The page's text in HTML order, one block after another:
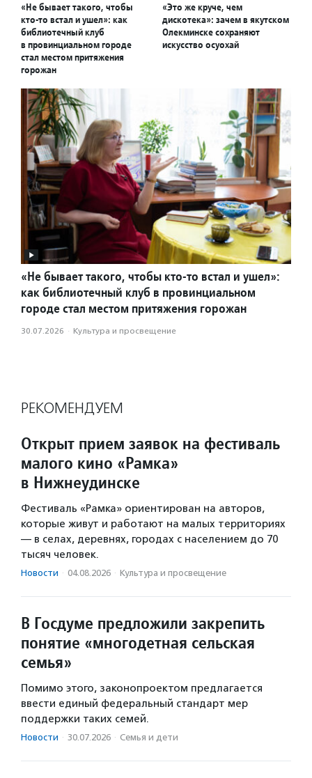
«Не бывает такого, чтобы
кто-то встал и ушел»: как
библиотечный клуб
в провинциальном городе
стал местом притяжения
горожан
«Это же круче, чем
дискотека»: зачем в якутском
Олекминске сохраняют
искусство осуохай
«Не бывает такого, чтобы кто-то встал и ушел»:
как библиотечный клуб в провинциальном
городе стал местом притяжения горожан
30.07.2026 · Культура и просвещение
РЕКОМЕНДУЕМ
Открыт прием заявок на фестиваль
малого кино «Рамка»
в Нижнеудинске
Фестиваль «Рамка» ориентирован на авторов,
которые живут и работают на малых территориях
— в селах, деревнях, городах с населением до 70
тысяч человек.
Новости · 04.08.2026 · Культура и просвещение
В Госдуме предложили закрепить
понятие «многодетная сельская
семья»
Помимо этого, законопроектом предлагается
ввести единый федеральный стандарт мер
поддержки таких семей.
Новости · 30.07.2026 · Семья и дети